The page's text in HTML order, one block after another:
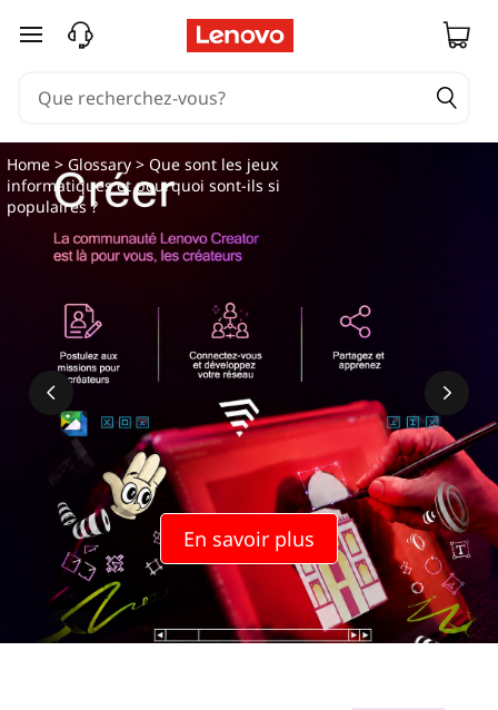
passer au contenu principal
En savoir plus
Home >Glossary > Que sont les jeux
informatiques et pourquoi sont-ils si
populaires ?